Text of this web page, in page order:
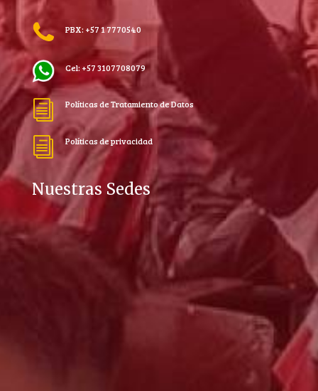
PBX: +57 1 7770540
Cel: +57 3107708079
i Políticas de Tratamiento de Datos
i Políticas de privacidad
Nuestras Sedes